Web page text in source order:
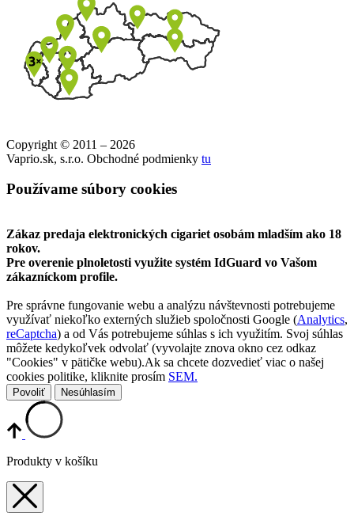
Copyright © 2011 – 2026
Vaprio.sk, s.r.o. Obchodné podmienky tu
Používame súbory cookies
Zákaz predaja elektronických cigariet osobám mladším ako 18
rokov.
Pre overenie plnoletosti využite systém IdGuard vo Vašom
zákazníckom profile.
Pre správne fungovanie webu a analýzu návštevnosti potrebujeme
využívať niekoľko externých služieb spoločnosti Google (Analytics,
reCaptcha) a od Vás potrebujeme súhlas s ich využitím. Svoj súhlas
môžete kedykoľvek odvolať (vyvolajte znova okno cez odkaz
"Cookies" v pätičke webu).Ak sa chcete dozvedieť viac o našej
cookies politike, kliknite prosím SEM.
Povoliť Nesúhlasím
Produkty v košíku